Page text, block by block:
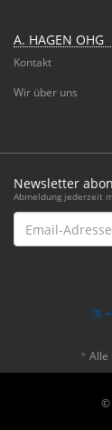
A. HAGEN OHG
Kontakt
Wir über uns
Newsletter
Abmeldung jederzeit
Email-
Adresse
* Alle
©